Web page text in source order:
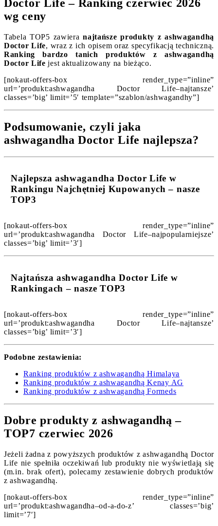
Doctor Life – Ranking czerwiec 2026
wg ceny
Tabela TOP5 zawieranajtańsze produkty z ashwagandhą
Doctor Life, wraz z ich opisem oraz specyfikacją techniczną.
Ranking bardzo tanich produktów z ashwagandhą
Doctor Life jest aktualizowany na bieżąco.
[nokaut-offers-box render_type=”inline”
url=’produkt:ashwagandha Doctor Life–najtansze’
classes=’big’ limit=’5′ template=”szablon/ashwagandhy”]
Podsumowanie, czyli jaka
ashwagandha Doctor Life najlepsza?
Najlepsza ashwagandha Doctor Life w
Rankingu Najchętniej Kupowanych – nasze
TOP3
[nokaut-offers-box render_type=”inline”
url=’produkt:ashwagandha Doctor Life–najpopularniejsze’
classes=’big’ limit=’3′]
Najtańsza ashwagandha Doctor Life w
Rankingach – nasze TOP3
[nokaut-offers-box render_type=”inline”
url=’produkt:ashwagandha Doctor Life–najtansze’
classes=’big’ limit=’3′]
Podobne zestawienia:
Ranking produktów z ashwagandhą Himalaya
Ranking produktów z ashwagandhą Kenay AG
Ranking produktów z ashwagandhą Formeds
Dobre produkty z ashwagandhą –
TOP7 czerwiec 2026
Jeżeli żadna z powyższych produktów z ashwagandhą Doctor
Life nie spełniła oczekiwań lub produkty nie wyświetlają się
(m.in. brak ofert), polecamy zestawienie dobrych produktów
z ashwagandhą.
[nokaut-offers-box render_type=”inline”
url=’produkt:ashwagandha–od-a-do-z’ classes=’big’
limit=’7′]